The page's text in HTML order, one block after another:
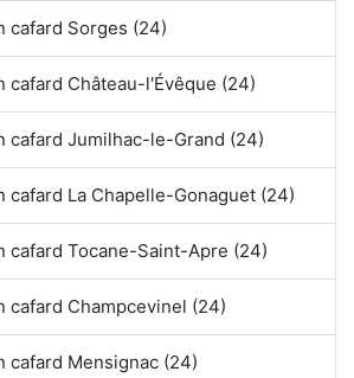
cafard Sorges (24)
cafard Château-l'Évêque (24)
cafard Jumilhac-le-Grand (24)
cafard La Chapelle-Gonaguet (24)
cafard Tocane-Saint-Apre (24)
cafard Champcevinel (24)
cafard Mensignac (24)